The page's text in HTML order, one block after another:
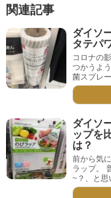
関連記事
ダイソ
タテパ
コロナの
つかうよ
菌スプレ
ダイソ
ップを
は？
前から気
ラップ。
~？、と思